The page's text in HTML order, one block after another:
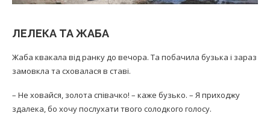
ЛЕЛЕКА ТА ЖАБА
Жаба квакала від ранку до вечора. Та побачила бузька і зараз
замовкла та сховалася в ставі.
– Не ховайся, золота співачко! – каже бузько. – Я приходжу
здалека, бо хочу послухати твого солодкого голосу.